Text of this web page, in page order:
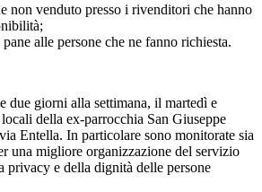
non venduto presso i rivenditori che hanno
alle persone che ne fanno richiesta.
due giorni alla settimana, il martedì e
della ex-parrocchia San Giuseppe
Entella. In particolare sono monitorate sia
una migliore organizzazione del servizio
privacy e della dignità delle persone